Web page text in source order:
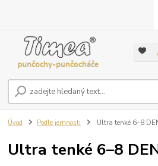
Úvod Podle jemnosti Ultra tenké 6–8
Ultra tenké 6–8